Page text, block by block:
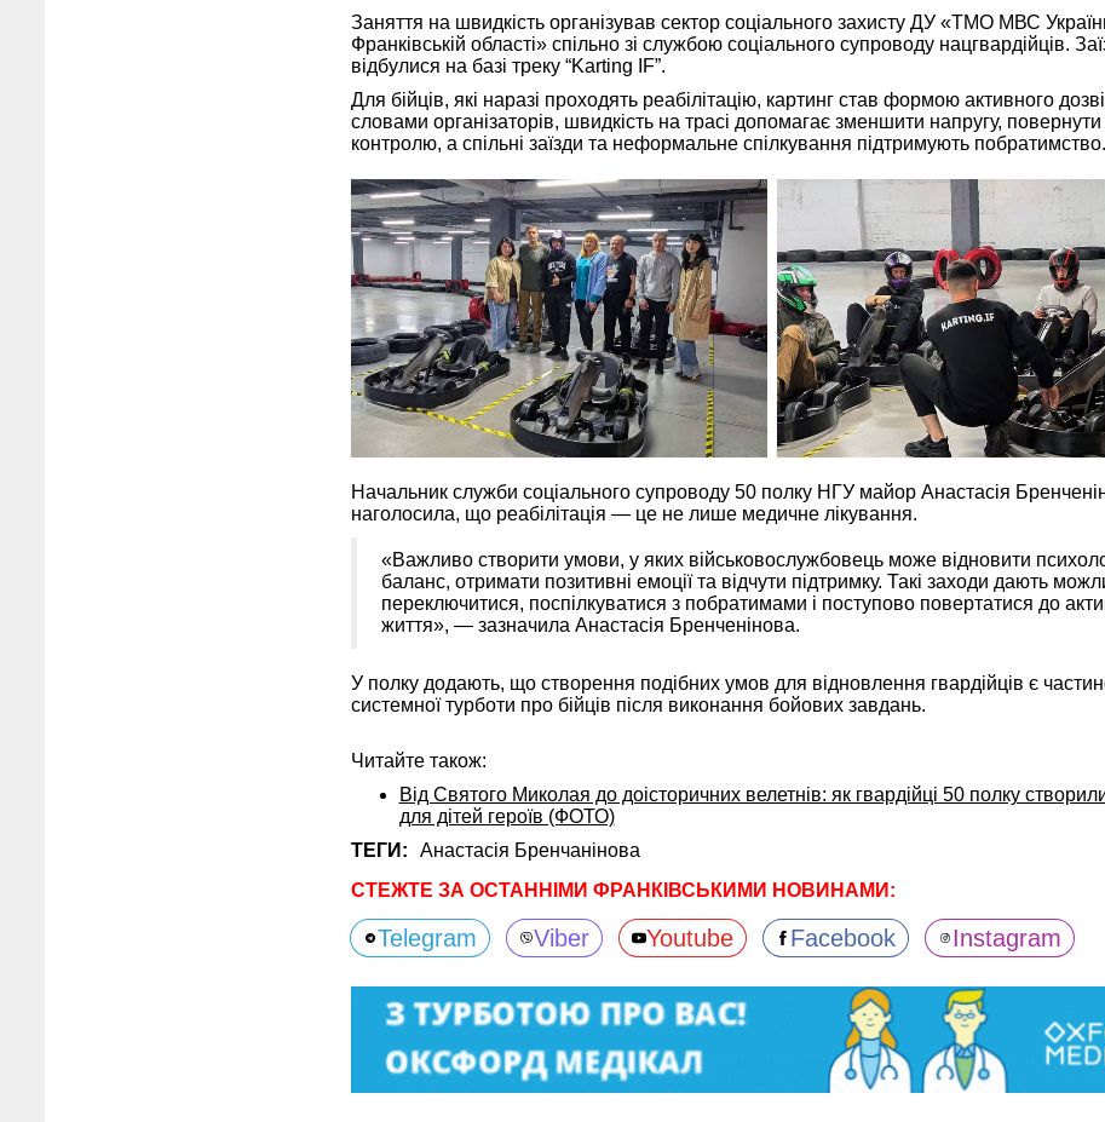
Заняття на швидкість організував сектор соціального захисту ДУ «ТМО МВС
Франківській області» спільно зі службою соціального супроводу нацгвардійців.
відбулися на базі треку “Karting IF”.
Для бійців, які наразі проходять реабілітацію, картинг став формою активного
словами організаторів, швидкість на трасі допомагає зменшити напругу, повернути
контролю, а спільні заїзди та неформальне спілкування підтримують побратимство.
Начальник служби соціального супроводу 50 полку НГУ майор Анастасія
наголосила, що реабілітація — це не лише медичне лікування.
«Важливо створити умови, у яких військовослужбовець може відновити
баланс, отримати позитивні емоції та відчути підтримку. Такі заходи дають
переключитися, поспілкуватися з побратимами і поступово повертатися до
життя», — зазначила Анастасія Бренченінова.
У полку додають, що створення подібних умов для відновлення гвардійців є
системної турботи про бійців після виконання бойових завдань.
Читайте також:
Від Святого Миколая до доісторичних велетнів: як гвардійці 50 полку
для дітей героїв (ФОТО)
ТЕГИ:
Анастасія Бренчанінова
СТЕЖТЕ ЗА ОСТАННІМИ ФРАНКІВСЬКИМИ НОВИНАМИ:
Telegram Viber Youtube Facebook Instagram